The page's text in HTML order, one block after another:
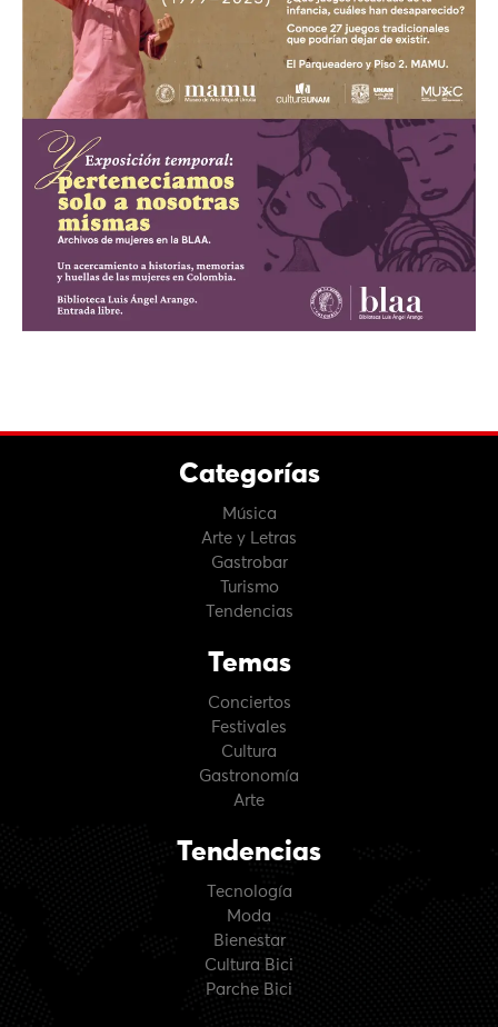
Categorías
Música
Arte y Letras
Gastrobar
Turismo
Tendencias
Temas
Conciertos
Festivales
Cultura
Gastronomía
Arte
Tendencias
Tecnología
Moda
Bienestar
Cultura Bici
Parche Bici